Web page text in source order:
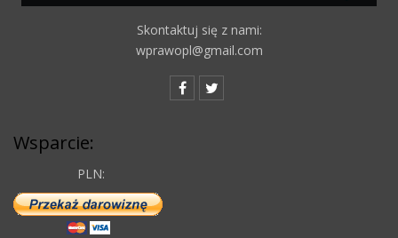
Skontaktuj się z nami:
wprawopl@gmail.com
Wsparcie:
PLN: